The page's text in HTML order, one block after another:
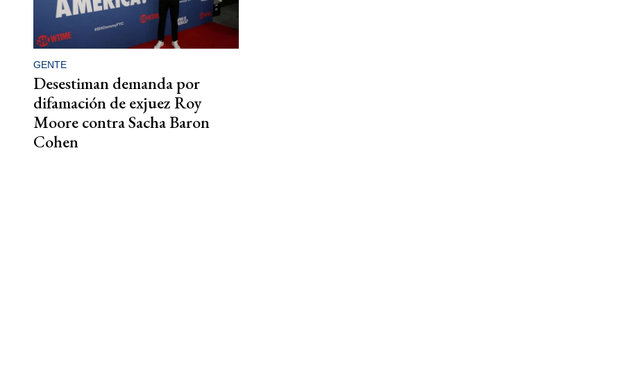
GENTE
Desestiman demanda por
difamación de exjuez Roy
Moore contra Sacha Baron
Cohen